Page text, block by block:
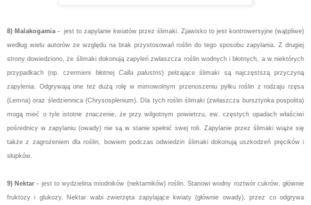
8) Malakogamia - jest to zapylanie kwiatów przez ślimaki. Zjawisko to jest kontrowersyjne (wątpliwe)
według wielu autorów ze względu na brak przystosowań roślin do tego sposobu zapylania. Z drugiej
strony dowiedziono, że ślimaki dokonują zapyleń zwłaszcza roślin wodnych i błotnych, a w niektórych
przypadkach (np. czermieni błotnej Calla palustris) pełzające ślimaki są najczęstszą przyczyną
zapylenia. Odgrywają one też dużą rolę w mimowolnym przenoszeniu pyłku roślin z rodzaju rzęsa
(Lemna) oraz śledziennica (Chrysosplenium). Dla tych roślin ślimaki (zwłaszcza bursztynka pospolita)
mogą mieć o tyle istotne znaczenie, że przy wilgotnym powietrzu, ew. częstych opadach właściwi
pośrednicy w zapylaniu (owady) nie są w stanie spełnić swej roli. Zapylanie przez ślimaki wiąże się
także z zagrożeniem dla roślin, bowiem podczas odwiedzin ślimaki dokonują uszkodzeń pręcików i
słupków.
9) Nektar - jest to wydzielina miodników (nektarników) roślin. Stanowi wodny roztwór cukrów, głównie
fruktozy i glukozy. Nektar wabi zwierzęta zapylające kwiaty (głównie owady), przez co odgrywa